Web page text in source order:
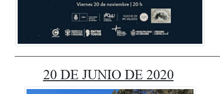
20 DE JUNIO DE 2020